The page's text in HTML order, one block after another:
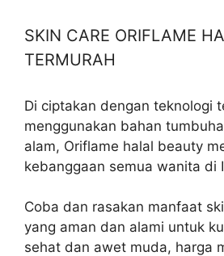
SKIN CARE ORIFLAME
TERMURAH
Di ciptakan dengan teknologi
menggunakan bahan
alam, Oriflame halal beauty
kebanggaan semua wanita di
Coba dan rasakan manfaat
yang aman dan alami untuk
sehat dan awet muda, harga